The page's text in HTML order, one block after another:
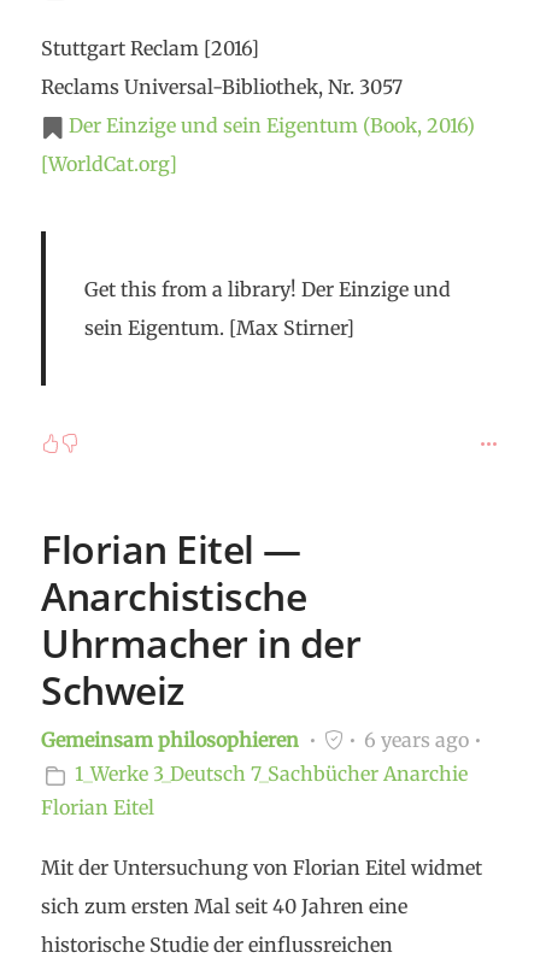
Stuttgart Reclam [2016]
Reclams Universal-Bibliothek, Nr. 3057
Der Einzige und sein Eigentum (Book, 2016)
[WorldCat.org]
Get this from a library! Der Einzige und
sein Eigentum. [Max Stirner]
Florian Eitel —
Anarchistische
Uhrmacher in der
Schweiz
Gemeinsam philosophieren
6 years ago
1_Werke 3_Deutsch 7_Sachbücher Anarchie
Florian Eitel
Mit der Untersuchung von Florian Eitel widmet
sich zum ersten Mal seit 40 Jahren eine
historische Studie der einflussreichen